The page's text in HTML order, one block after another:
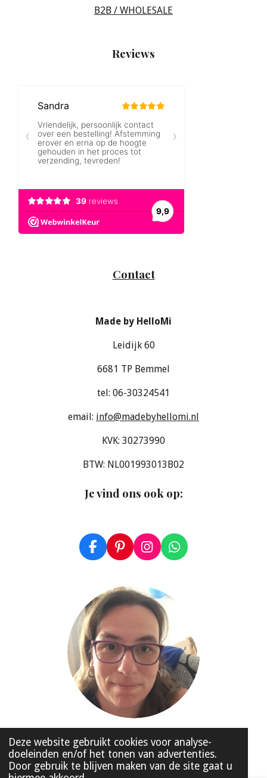
Deze website gebruikt cookies voor analyse-
doeleinden en/of het tonen van advertenties.
Door gebruik te blijven maken van de site gaat u
B2B / WHOLESALE
Reviews
Contact
Made by HelloMi
Leidijk 60
6681 TP Bemmel
tel: 06-30324541
email: info@madebyhellomi.nl
KVK: 30273990
BTW: NL001993013B02
Je vind ons ook op:
F
a
b
o
o
k
P
i
t
r
s
t
I
n
t
a
g
a
m
W
h
© 2020 - 2026 Made by HelloMI
Powered by JouwWeb